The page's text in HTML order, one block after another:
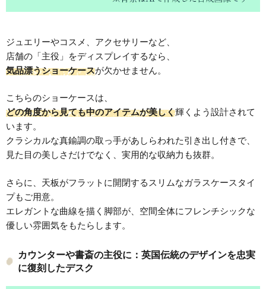
ジュエリーやコスメ、アクセサリーなど、
店舗の「主役」をディスプレイするなら、
気品漂うショーケースが欠かせません。
こちらのショーケースは、
どの角度から見ても中のアイテムが美しく輝くよう設計されて
います。
クラシカルな真鍮調の取っ手があしらわれた引き出し付きで、
見た目の美しさだけでなく、実用的な収納力も抜群。
さらに、天板がフラットに開閉するスリムなガラスケースタイ
プもご用意。
エレガントな曲線を描く脚部が、空間全体にフレンチシックな
優しい雰囲気をもたらします。
カウンターや書斎の主役に：英国伝統のデザインを忠実
に復刻したデスク